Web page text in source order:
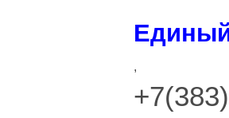
,
+7(383)